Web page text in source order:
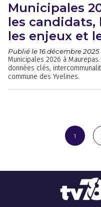
Municipales
les candidats,
les enjeux et
Publié le 16 décembre 2025
Municipales 2026 à
données clés,
commune des Yvelines.
1